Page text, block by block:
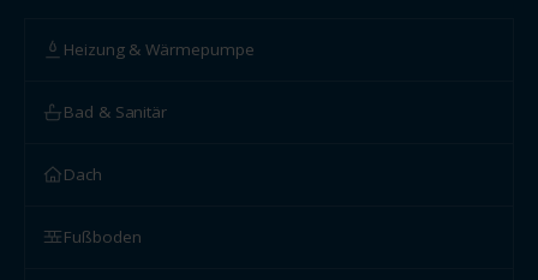
Heizung & Wärmepumpe
Bad & Sanitär
Dach
Fußboden